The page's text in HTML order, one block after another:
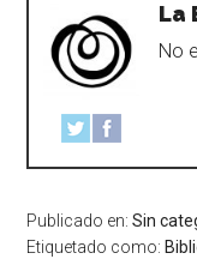
La
No
Publicado en:Sin
Etiquetado como: